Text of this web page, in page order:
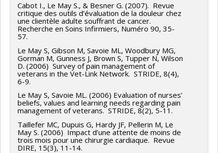
Cabot I., Le May S., & Besner G. (2007). Revue
critique des outils d’évaluation de la douleur chez
une clientèle adulte souffrant de cancer.
Recherche en Soins Infirmiers, Numéro 90, 35-
57.
Le May S, Gibson M, Savoie ML, Woodbury MG,
Gorman M, Gunness J, Brown S, Tupper N, Wilson
D. (2006) Survey of pain management of
veterans in the Vet-Link Network. STRIDE, 8(4),
6-9.
Le May S, Savoie ML. (2006) Evaluation of nurses’
beliefs, values and learning needs regarding pain
management of veterans. STRIDE, 8(2), 5-11.
Taillefer MC, Dupuis G, Hardy JF, Pellerin M, Le
May S. (2006) Impact d’une attente de moins de
trois mois pour une chirurgie cardiaque. Revue
DIRE, 15(3), 11-14.